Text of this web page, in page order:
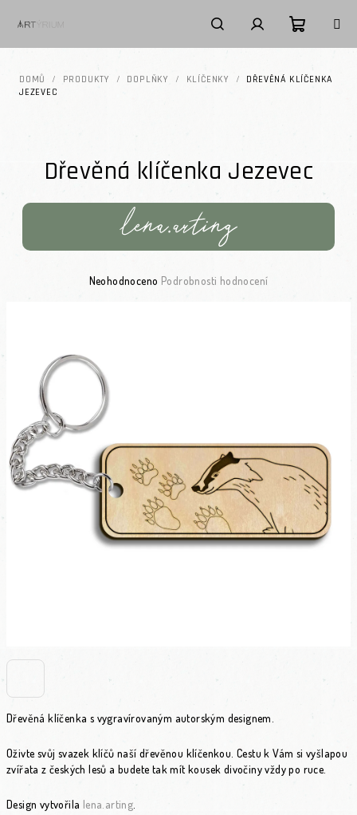
Hledat PřihlášeníNákupní
DOMŮ / PRODUKTY / DOPLŇKY / KLÍČENKY /
DŘEVĚNÁ KLÍČENKA
JEZEVEC
Dřevěná klíčenka s vygravírovaným autorským designem.
Oživte svůj svazek klíčů naší dřevěnou klíčenkou. Cestu k Vám si vyšlapou
zvířata z českých lesů a budete tak mít kousek divočiny vždy po ruce.
Design vytvořila lena.arting
Dřevěná klíčenka Jezevec
Průměrné hodnocení produktu je 0,0 z 5 hvězdiček.
Neohodnoceno Podrobnosti hodnocení